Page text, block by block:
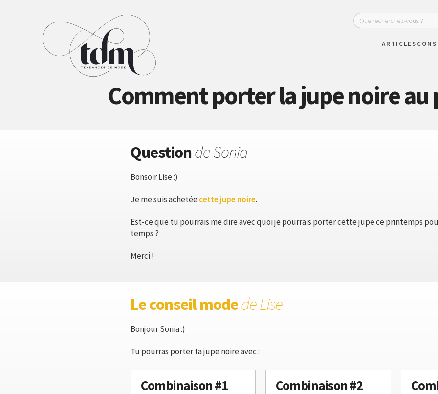
ARTICLES
Comment porter la jupe noire au
Questionde Sonia
Bonsoir Lise :)
Je me suis achetéecette jupe noire.
Est-ce que tu pourrais me dire avec quoi je pourrais porter cette jupe ce printemps
temps ?
Merci !
Le conseil modede Lise
Bonjour Sonia :)
Tu pourras porter ta jupe noire avec :
Combinaison #1 Combinaison #2